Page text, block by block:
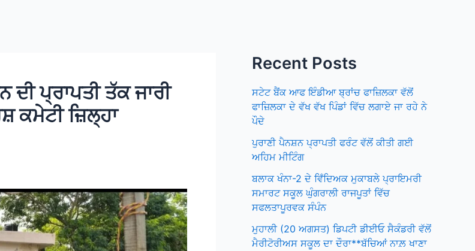
ਦੀ ਪ੍ਰਾਪਤੀ ਤੱਕ ਜਾਰੀ
ਕਮੇਟੀ ਜ਼ਿਲ੍ਹਾ
Recent Posts
ਸਟੇਟ ਬੈਂਕ ਆਫ ਇੰਡੀਆ ਬ੍ਰਾਂਚ ਫਾਜ਼ਿਲਕਾ ਵੱਲੋਂ
ਫਾਜ਼ਿਲਕਾ ਦੇ ਵੱਖ ਵੱਖ ਪਿੰਡਾਂ ਵਿੱਚ ਲਗਾਏ ਜਾ ਰਹੇ ਨੇ
ਪੌਦੇ
ਪੁਰਾਣੀ ਪੈਨਸ਼ਨ ਪ੍ਰਾਪਤੀ ਫਰੰਟ ਵੱਲੋਂ ਕੀਤੀ ਗਈ
ਅਹਿਮ ਮੀਟਿੰਗ
ਬਲਾਕ ਖੰਨਾ-2 ਦੇ ਵਿਁਦਿਅਕ ਮੁਕਾਬਲੇ ਪ੍ਰਾਇਮਰੀ
ਸਮਾਰਟ ਸਕੂਲ ਘੁੰਗਰਾਲੀ ਰਾਜਪੂਤਾਂ ਵਿੱਚ
ਸਫਲਤਾਪੂਰਵਕ ਸੰਪੰਨ
ਮੁਹਾਲੀ (20 ਅਗਸਤ) ਡਿਪਟੀ ਡੀਈਓ ਸੈਕੰਡਰੀ ਵੱਲੋਂ
ਮੈਰੀਟੋਰੀਅਸ ਸਕੂਲ ਦਾ ਦੌਰਾ**ਬੱਚਿਆਂ ਨਾਲ਼ ਖਾਣਾ